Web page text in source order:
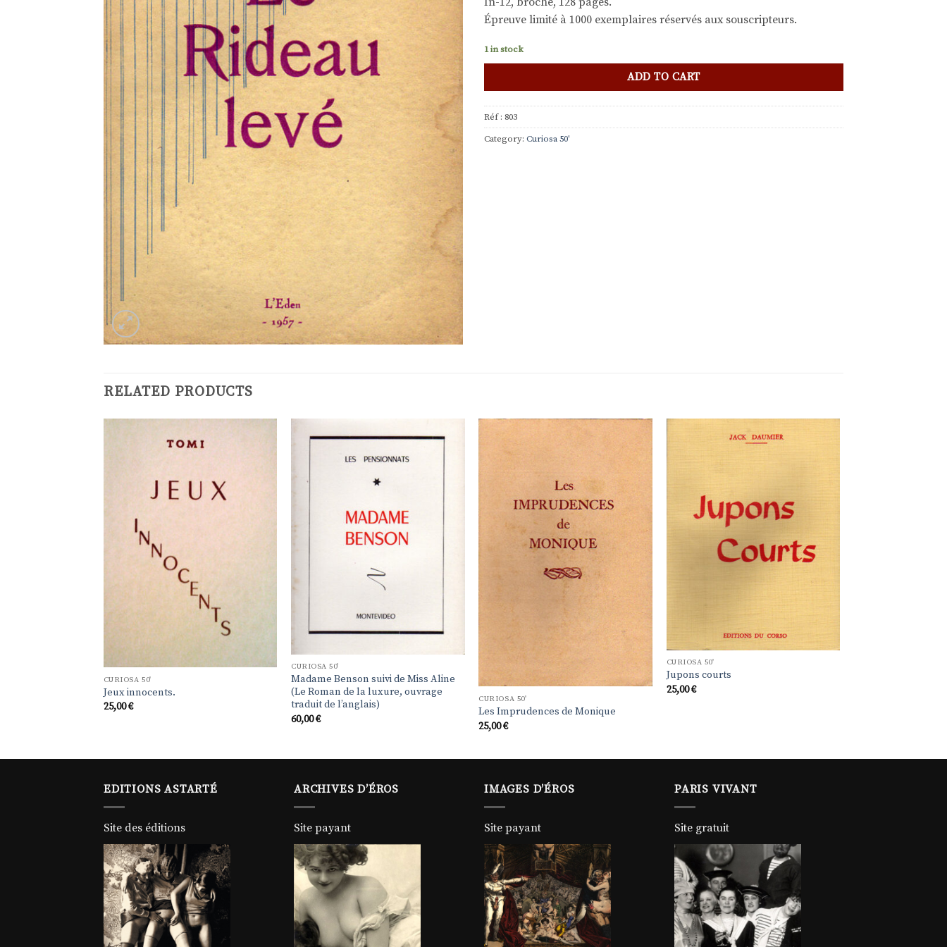
Épreuve limité à 1000 exemplaires réservés aux souscripteurs.
1 in stock
ADD TO CART
Réf : 803
Category: Curiosa 50'
RELATED PRODUCTS
CURIOSA 50'
Jeux innocents.
25,00€
CURIOSA 50'
Madame Benson suivi de Miss Aline
(Le Roman de la luxure, ouvrage
traduit de l’anglais)
60,00€
liste de
souhaits
CURIOSA 50'
Les Imprudences de Monique
25,00€
CURIOSA 50'
Jupons courts
25,00€
EDITIONS ASTARTÉ
Site des éditions
ARCHIVES D’ÉROS
Site payant
IMAGES D’ÉROS
Site payant
PARIS VIVANT
Site gratuit